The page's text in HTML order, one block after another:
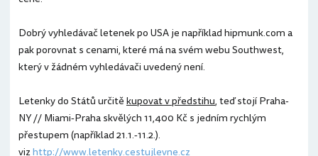
Dobrý vyhledávač letenek po USA je například hipmunk.com a
pak porovnat s cenami, které má na svém webu Southwest,
který v žádném vyhledávači uvedený není.
Letenky do Států určitěkupovat v předstihu, teď stojí Praha-
NY // Miami-Praha skvělých 11,400 Kč s jedním rychlým
přestupem (například 21.1.-11.2.).
vizhttp://www.letenky.cestujlevne.cz